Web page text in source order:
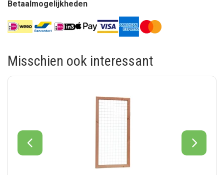
Betaalmogelijkheden
Misschien ook interessant